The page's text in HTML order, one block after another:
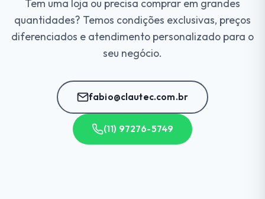
Tem uma loja ou precisa comprar em grandes
quantidades? Temos condições exclusivas, preços
diferenciados e atendimento personalizado para o
seu negócio.
fabio@clautec.com.br
(11) 97276-5749